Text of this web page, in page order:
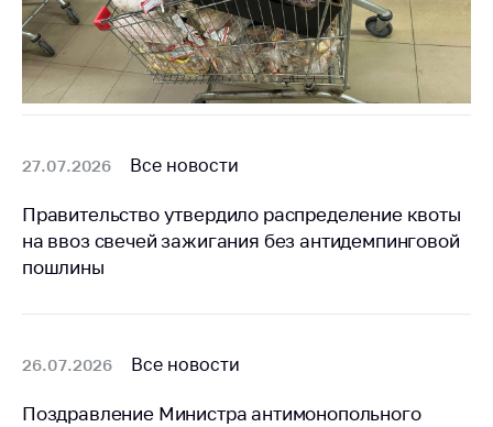
27.07.2026 Все новости
Правительство утвердило распределение квоты
на ввоз свечей зажигания без антидемпинговой
пошлины
26.07.2026 Все новости
Поздравление Министра антимонопольного